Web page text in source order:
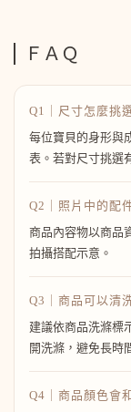
ＦＡＱ
Q1｜尺寸怎麼挑
每位寶貝的身形與
表。若對尺寸挑選
Q2｜照片中的配
商品內容物以商品
拍攝搭配示意。
Q3｜商品可以清
建議依商品洗滌標
開洗滌，避免長時
Q4｜商品顏色會